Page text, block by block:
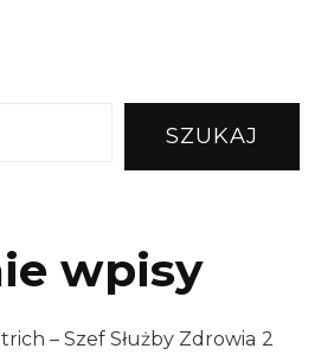
SZUKAJ
wpisy
– Szef Służby Zdrowia 2